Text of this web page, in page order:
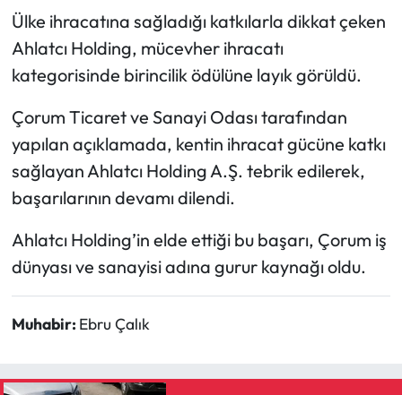
Ülke ihracatına sağladığı katkılarla dikkat çeken
Ahlatcı Holding, mücevher ihracatı
kategorisinde birincilik ödülüne layık görüldü.
Çorum Ticaret ve Sanayi Odası tarafından
yapılan açıklamada, kentin ihracat gücüne katkı
sağlayan Ahlatcı Holding A.Ş. tebrik edilerek,
başarılarının devamı dilendi.
Ahlatcı Holding’in elde ettiği bu başarı, Çorum iş
dünyası ve sanayisi adına gurur kaynağı oldu.
Muhabir: Ebru Çalık
Oğuzlar Haberleri
Ortaköy Haberleri
Osmancık Haberleri
Otomotiv
Resmi Reklam
Sağlık